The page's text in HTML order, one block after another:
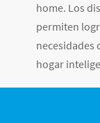
home. Los
permiten
necesidades
hogar